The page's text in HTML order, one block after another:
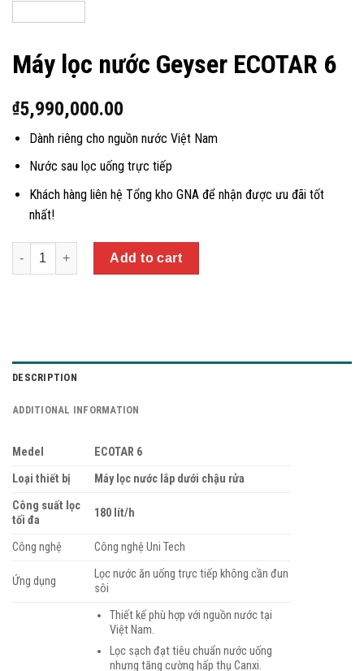
Máy lọc nước Geyser ECOTAR 6
₫5,990,000.00
Dành riêng cho nguồn nước Việt Nam
Nước sau lọc uống trực tiếp
Khách hàng liên hệ Tổng kho GNA để nhận được ưu đãi tốt
nhất!
Quantity
Add to cart
DESCRIPTION
ADDITIONAL INFORMATION
Medel
ECOTAR 6
Loại thiết bị
Máy lọc nước lắp dưới chậu rửa
Công suất lọc
tối đa
180 lít/h
Công nghệ Công nghệ Uni Tech
Ứng dụng
Lọc nước ăn uống trực tiếp không cần đun
sôi
Thiết kế phù hợp với nguồn nước tại
Việt Nam.
Lọc sạch đạt tiêu chuẩn nước uống
nhưng tăng cường hấp thụ Canxi.